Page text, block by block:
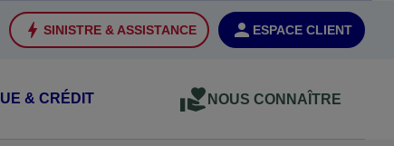
ESPACE CLIENT
SINISTRE & ASSISTANCE
& CRÉDIT NOUS CONNAÎTRE